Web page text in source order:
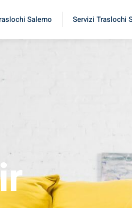
Salerno Servizi Traslochi